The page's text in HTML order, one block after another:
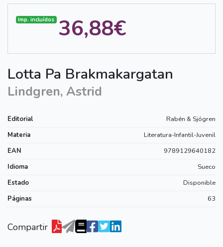
Lotta Pa Brakmakargatan
Lindgren, Astrid
Editorial
Rabén & Sjógren
Materia
Literatura-Infantil-Juvenil
EAN
9789129640182
Idioma
Sueco
Estado
Disponible
Páginas
63
Compartir
Imp. incluídos 36,88€